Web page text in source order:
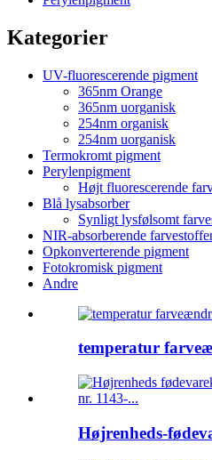
Kategorier
UV-fluorescerende pigment
365nm Orange
365nm uorganisk
254nm organisk
254nm uorganisk
Termokromt pigment
Perylenpigment
Højt fluorescerende
Blå lysabsorber
Synligt lysfølsomt
NIR-absorberende
Opkonverterende pigment
Fotokromisk pigment
Andre
temperatur
Højrenheds-